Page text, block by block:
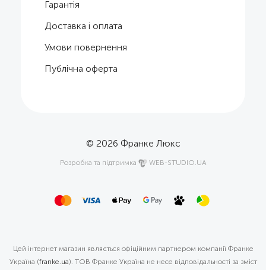
Гарантія
Доставка і оплата
Умови повернення
Публічна оферта
© 2026 Франке Люкс
Розробка та підтримка WEB-STUDIO.UA
Цей інтернет магазин являється офіційним партнером компанії Франке
Україна (franke.ua). ТОВ Франке Україна не несе відповідальності за зміст